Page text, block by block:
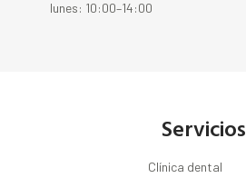
lunes: 10:00–14:00
Servicios
Clínica dental